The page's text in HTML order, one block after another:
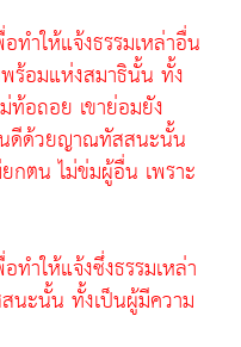
ทำให้แจ้งธรรมเหล่าอื่น
ร้อมแห่งสมาธินั้น ทั้ง
อถอย เขาย่อมยัง
นดีด้วยญาณทัสสนะนั้น
ยกตน ไม่ข่มผู้อื่น เพราะ
ทำให้แจ้งซึ่งธรรมเหล่า
ะนั้น ทั้งเป็นผู้มีความ